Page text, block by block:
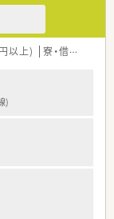
、長く安心して働
トの時間も大切に
以上) 寮・借上社宅あり
)